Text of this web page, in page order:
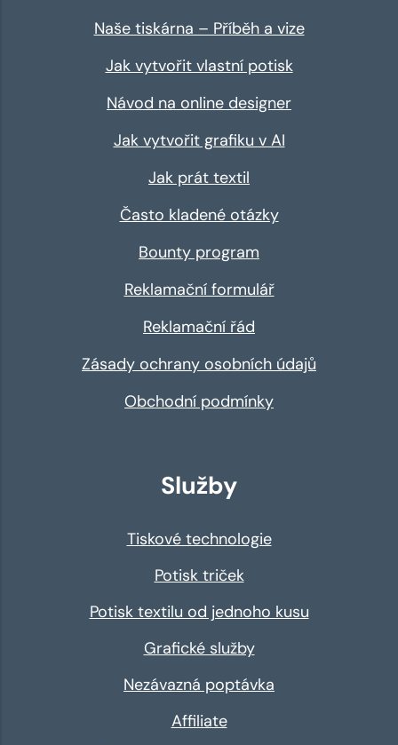
Naše tiskárna – Příběh a vize
Jak vytvořit vlastní potisk
Návod na online designer
Jak vytvořit grafiku v AI
Jak prát textil
Často kladené otázky
Bounty program
Reklamační formulář
Reklamační řád
Zásady ochrany osobních údajů
Obchodní podmínky
Služby
Tiskové technologie
Potisk triček
Potisk textilu od jednoho kusu
Grafické služby
Nezávazná poptávka
Affiliate